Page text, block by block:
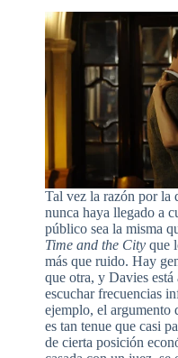
Tal vez la razón por la
nunca haya llegado a
público sea la misma
Time and the City que
más que ruido. Hay
que otra, y Davies está
escuchar frecuencias
ejemplo, el argumento
es tan tenue que casi
de cierta posición